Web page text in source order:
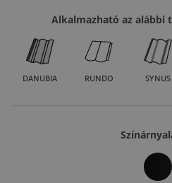
Alkalmazható az alábbi
DANUBIA RUNDO SYNUS